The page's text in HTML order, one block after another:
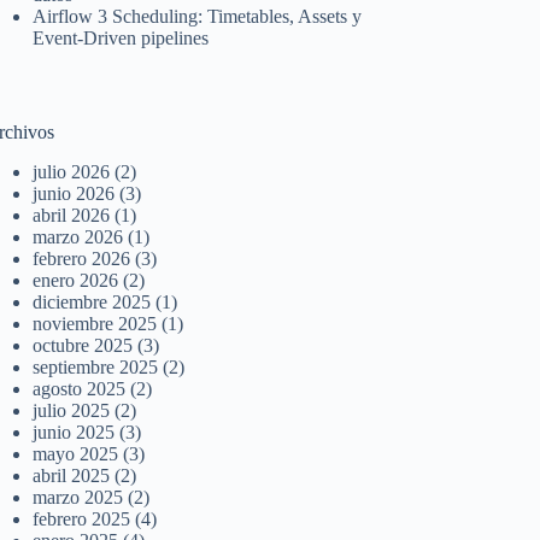
Airflow 3 Scheduling: Timetables, Assets y
Event-Driven pipelines
julio 2026 (2)
junio 2026 (3)
abril 2026 (1)
marzo 2026 (1)
febrero 2026 (3)
enero 2026 (2)
diciembre 2025 (1)
noviembre 2025 (1)
octubre 2025 (3)
septiembre 2025 (2)
agosto 2025 (2)
julio 2025 (2)
junio 2025 (3)
mayo 2025 (3)
abril 2025 (2)
marzo 2025 (2)
febrero 2025 (4)